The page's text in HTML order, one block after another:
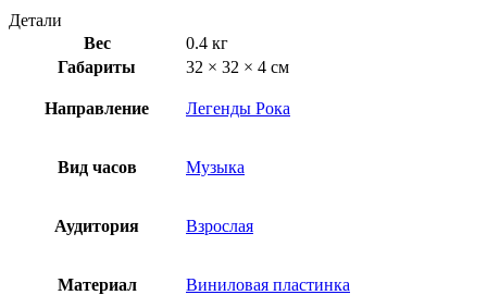
Детали
Вес
0.4 кг
Габариты
32 × 32 × 4 см
Направление Легенды Рока
Вид часов Музыка
Аудитория Взрослая
Материал Виниловая пластинка